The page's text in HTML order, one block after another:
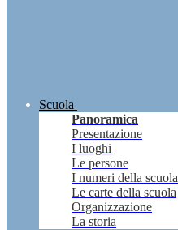
Scuola
Panoramica
Presentazione
I luoghi
Le persone
I numeri della scuola
Le carte della scuola
Organizzazione
La storia